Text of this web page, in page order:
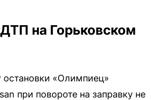
на Горьковском
«Олимпиец»
при повороте на заправку не